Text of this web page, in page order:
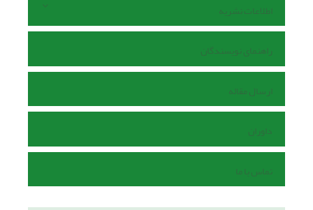
اطلاعات نشریه
راهنمای نویسندگان
ارسال مقاله
داوران
تماس با ما